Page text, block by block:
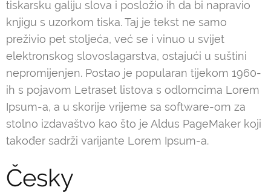
tiskarsku galiju slova i posložio ih da bi napravio
knjigu s uzorkom tiska. Taj je tekst ne samo
preživio pet stoljeća, već se i vinuo u svijet
elektronskog slovoslagarstva, ostajući u suštini
nepromijenjen. Postao je popularan tijekom 1960-
ih s pojavom Letraset listova s odlomcima Lorem
Ipsum-a, a u skorije vrijeme sa software-om za
stolno izdavaštvo kao što je Aldus PageMaker koji
također sadrži varijante Lorem Ipsum-a.
Česky